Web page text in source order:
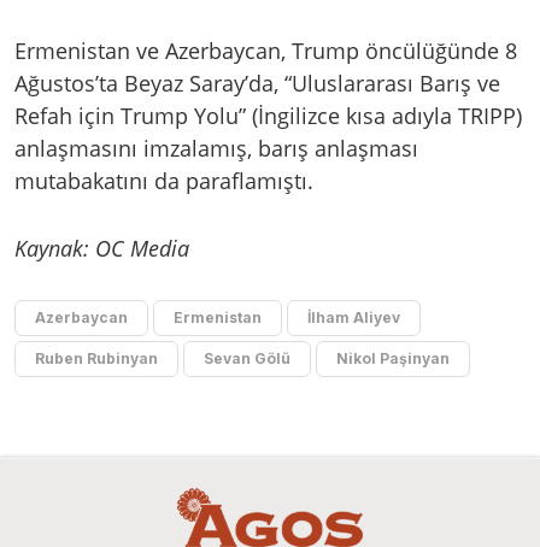
Ermenistan ve Azerbaycan, Trump öncülüğünde 8
Ağustos’ta Beyaz Saray’da, “Uluslararası Barış ve
Refah için Trump Yolu” (İngilizce kısa adıyla TRIPP)
anlaşmasını imzalamış, barış anlaşması
mutabakatını da paraflamıştı.
Kaynak: OC Media
Azerbaycan Ermenistan İlham Aliyev
Ruben Rubinyan Sevan Gölü Nikol Paşinyan